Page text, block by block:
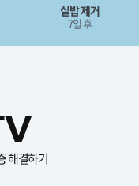
실밥 제거
7일 후
해결하기